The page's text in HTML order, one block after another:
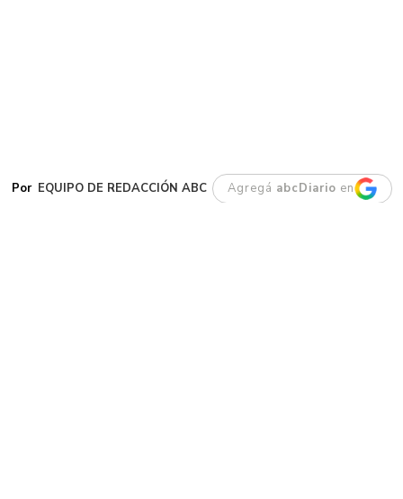
EQUIPO DE REDACCIÓN ABC Agregá abcDiario en